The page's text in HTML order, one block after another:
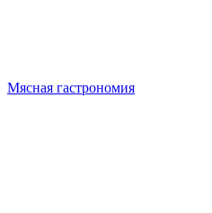
Мясная гастрономия